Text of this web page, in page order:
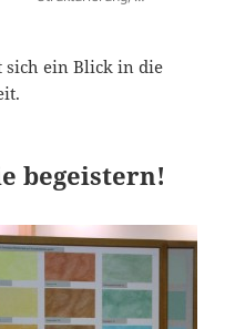
sich ein Blick in die
begeistern!